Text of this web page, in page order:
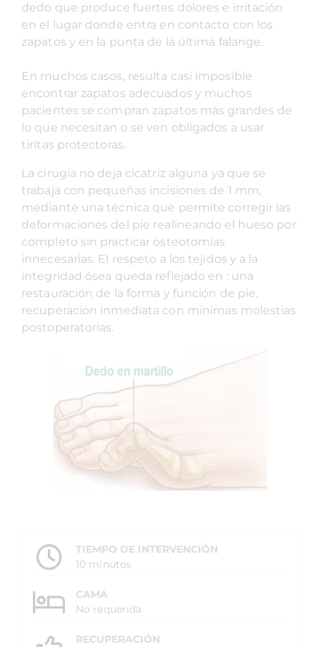
dedo que produce fuertes dolores e irritación
en el lugar donde entra en contacto con los
zapatos y en la punta de la última falange.
En muchos casos, resulta casi imposible
encontrar zapatos adecuados y muchos
pacientes se compran zapatos más grandes de
lo que necesitan o se ven obligados a usar
tiritas protectoras.
La cirugía no deja cicatriz alguna ya que se
trabaja con pequeñas incisiones de 1 mm,
mediante una técnica que permite corregir las
deformaciones del pie realineando el hueso por
completo sin practicar osteotomías
innecesarias. El respeto a los tejidos y a la
integridad ósea queda reflejado en : una
restauración de la forma y función de pie,
recuperación inmediata con mínimas molestias
postoperatorias.
TIEMPO DE INTERVENCIÓN
10 minutos
CAMA
No requerida
RECUPERACIÓN